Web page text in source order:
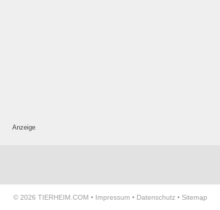
—
Anzeige
© 2026 TIERHEIM.COM • Impressum • Datenschutz• Sitemap